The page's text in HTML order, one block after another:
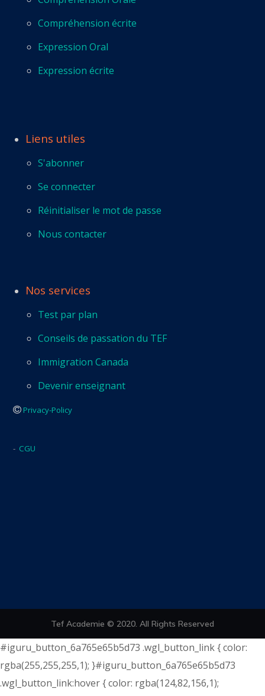
Compréhension écrite
Expression Oral
Expression écrite
Liens utiles
S'abonner
Se connecter
Réinitialiser le mot de passe
Nous contacter
Nos services
Test par plan
Conseils de passation du TEF
Immigration Canada
Devenir enseignant
Privacy-Policy
- CGU
Tef Academie © 2020. All Rights Reserved
#iguru_button_6a765e65b5d73 .wgl_button_link { color:
rgba(255,255,255,1); }#iguru_button_6a765e65b5d73
.wgl_button_link:hover { color: rgba(124,82,156,1);